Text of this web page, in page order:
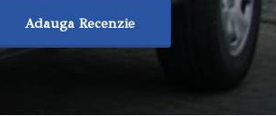
Adauga Recenzie